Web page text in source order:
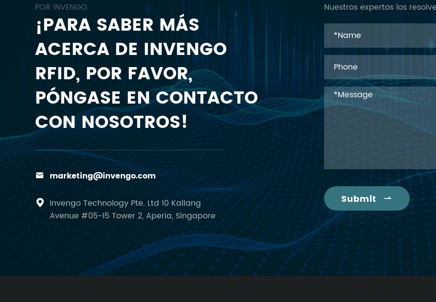
POR INVENGO
¡PARA SABER MÁS
ACERCA DE INVENGO
RFID, POR FAVOR,
PÓNGASE EN CONTACTO
CON NOSOTROS!
 marketing@invengo.com

Invengo Technology Pte. Ltd 10 Kallang
Avenue #05-15 Tower 2, Aperia, Singapore
Nuestros expertos los
Submit 